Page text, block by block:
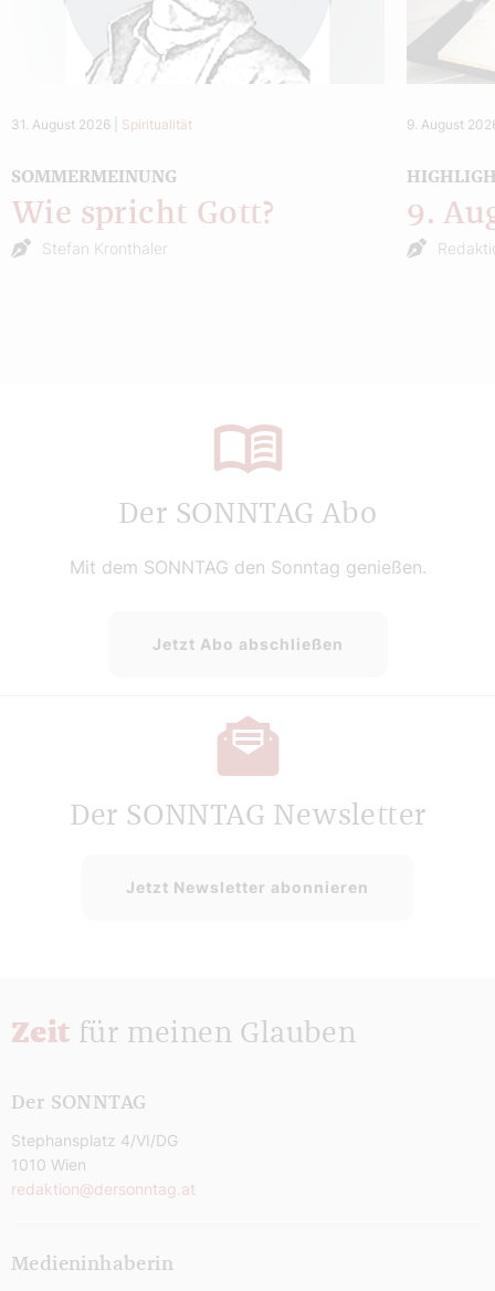
31. August 2026 Spiritualität
SOMMERMEINUNG
Wie spricht Gott?
Stefan Kronthaler
9. August
9.
Der SONNTAG Abo
Mit dem SONNTAG den Sonntag genießen.
Jetzt Abo abschließen
Der SONNTAG Newsletter
Jetzt Newsletter abonnieren
Zeit für meinen Glauben
Der SONNTAG
Stephansplatz 4/VI/DG
1010 Wien
redaktion@dersonntag.at
Medieninhaberin